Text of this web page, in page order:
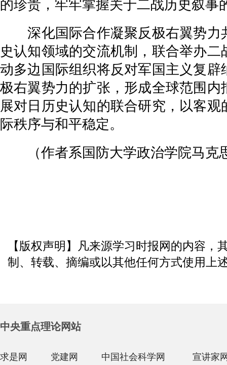
的珍贵，牢牢掌握关于二战历史叙事
深化国际合作凝聚反极右翼势力
史认知领域的交流机制，联合举办
动多边国际组织将反对军国主义复
极右翼势力的扩张，形成全球范围
展对日历史认知的联合研究，以客
际秩序与和平稳定。
（作者系国防大学政治学院马克
【版权声明】凡来源学习时报网的内容
制、转载、摘编或以其他任何方式使用上
中央重点理论网站
求是网 党建网 中国社会科学网 宣讲家